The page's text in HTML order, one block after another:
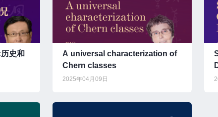
史和
A universal characterization of
Chern classes
2025年04月09日